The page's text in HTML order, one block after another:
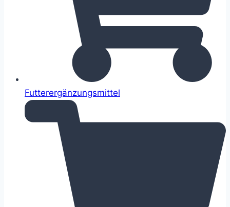
Futterergänzungsmittel